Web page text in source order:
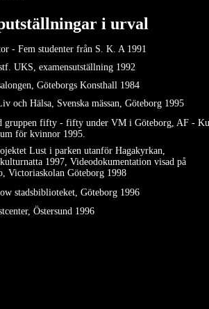
i urval
UKS, examensutställning 1992
- Fem studenter från S. K. A 1991
Göteborgs Konsthall 1984
och Hälsa, Svenska mässan, Göteborg 1995
gruppen fifty - fifty under VM i Göteborg, AF -
för kvinnor 1995.
Lust i parken utanför Hagakyrkan,
1997, Videodokumentation visad på
Victoriaskolan Göteborg 1998
stadsbiblioteket, Göteborg 1996
Östersund 1996